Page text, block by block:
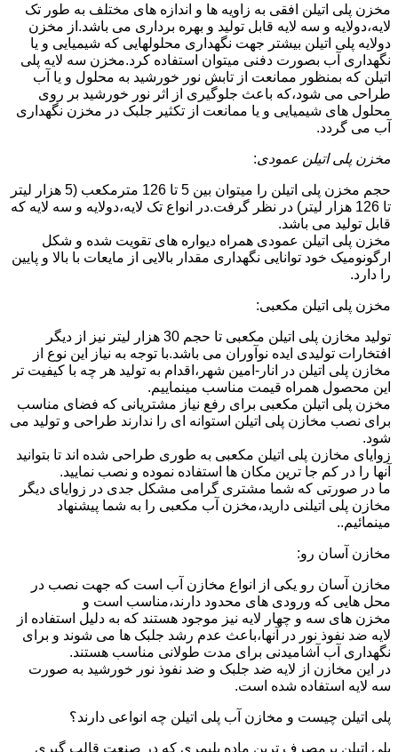
مخزن پلی اتیلن افقی به زاویه ها و اندازه های مختلف به طور تک
لایه،دولایه و سه لایه قابل تولید و بهره برداری می باشد.از مخزن
دولایه پلی اتیلن بیشتر جهت نگهداری محلولهایی که شیمیایی و یا
نگهداری آب بصورت دفنی میتوان استفاده کرد.مخزن سه لایه پلی
اتیلن که بمنظور ممانعت از تابش نور خورشید به محلول و یا آب
طراحی می شود،که باعث جلوگیری از اثر نور خورشید بر روی
محلول های شیمیایی و یا ممانعت از تکثیر جلبک در مخزن نگهداری
آب می گردد.
مخزن پلی اتیلن عمودی:
حجم مخزن پلی اتیلن را میتوان بین 5 تا 126 مترمکعب (5 هزار لیتر
تا 126 هزار لیتر) در نظر گرفت.در انواع تک لایه،دولایه و سه لایه که
قابل تولید می باشد.
مخزن پلی اتیلن عمودی همراه دیواره های تقویت شده و شکل
ارگونومیک خود توانایی نگهداری مقدار بالایی از مایعات با بالا و پایین
را دارد.
مخزن پلی اتیلن مکعبی:
تولید مخازن پلی اتیلن مکعبی تا حجم 30 هزار لیتر نیز از دیگر
افتخارات تولیدی ایده نوآوران می باشد.با توجه به نیاز این نوع از
مخازن پلی اتیلن در انار-امین شهر،اقدام به تولید هر چه با کیفیت تر
این محصول همراه قیمت مناسب مینماییم.
مخزن پلی اتیلن مکعبی برای رفع نیاز مشتریانی که فضای مناسب
برای نصب مخازن پلی اتیلن استوانه ای را ندارند طراحی و تولید می
شود.
زوایای مخازن پلی اتیلن مکعبی به طوری طراحی شده اند تا بتوانید
آنها را در کم جا ترین مکان ها استفاده نموده و نصب نمایید.
ما در صورتی که شما مشتری گرامی مشکل جدی در زوایای دیگر
مخازن پلی اتیلنی دارید،مخزن آب مکعبی را به شما پیشنهاد
مینمائیم..
مخازن آسان رو:
مخازن آسان رو یکی از انواع مخازن آب است که جهت نصب در
محل هایی که ورودی های محدود دارند،مناسب است و
مخزن های سه و چهار لایه نیز موجود هستند که به دلیل استفاده از
لایه ضد نفوذ نور در آنها،باعث عدم رشد جلبک ها می شوند و برای
نگهداری آب آشامیدنی برای مدت طولانی مناسب هستند.
در این مخازن از لایه ضد جلبک و ضد نفوذ نور خورشید به صورت
سه لایه استفاده شده است.
پلی اتیلن چیست و مخازن آب پلی اتیلن چه انواعی دارند؟
پلی اتیلن پرمصرف ترین ماده پلیمری که در صنعت قالب گیری